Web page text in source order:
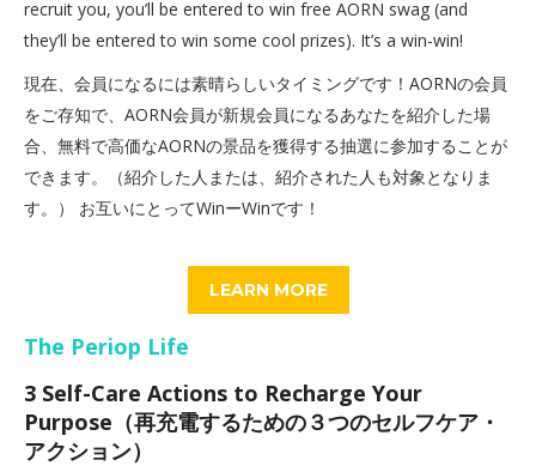
recruit you, you’ll be entered to win free AORN swag (and
they’ll be entered to win some cool prizes). It’s a win-win!
現在、会員になるには素晴らしいタイミングです！AORNの会員
をご存知で、AORN会員が新規会員になるあなたを紹介した場
合、無料で高価なAORNの景品を獲得する抽選に参加することが
できます。（紹介した人または、紹介された人も対象となりま
す。） お互いにとってWinーWinです！
LEARN MORE
The Periop Life
3 Self-Care Actions to Recharge Your
Purpose（再充電するための３つのセルフケア・
アクション）